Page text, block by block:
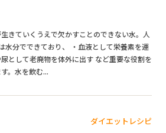
きていくうえで欠かすことのできない水。人
水分でできており、 ・血液として栄養素を運
として老廃物を体外に出す など重要な役割を
。水を飲む...
ダイエットレシピ